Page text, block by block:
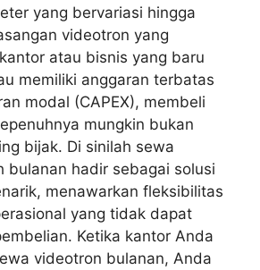
yang bervariasi hingga
videotron yang
atau bisnis yang baru
memiliki anggaran terbatas
modal (CAPEX), membeli
mungkin bukan
bijak. Di sinilah sewa
bulanan hadir sebagai solusi
menawarkan fleksibilitas
yang tidak dapat
Ketika kantor Anda
videotron bulanan, Anda